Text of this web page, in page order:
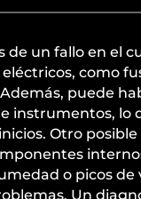
de un fallo en el
como
puede
instrumentos, lo
Otro
o picos
Un